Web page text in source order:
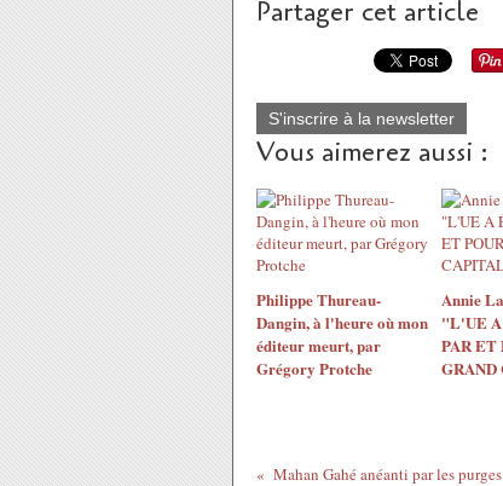
Partager cet article
S'inscrire à la newsletter
Vous aimerez aussi :
Philippe Thureau-
Dangin, à l'heure où mon
éditeur meurt, par
Grégory Protche
Annie
"L'UE
PAR ET